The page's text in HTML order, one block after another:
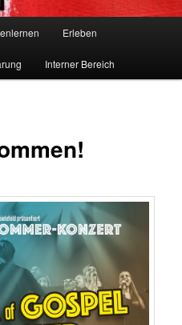
Erleben
Interner Bereich